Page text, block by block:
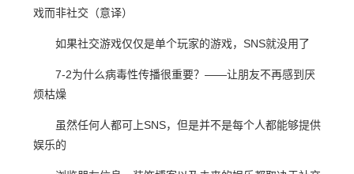
戏而非社交（意译）
如果社交游戏仅仅是单个玩家的游戏，SNS就没用了
7-2为什么病毒性传播很重要？——让朋友不再感到厌
烦枯燥
虽然任何人都可上SNS，但是并不是每个人都能够提供
娱乐的